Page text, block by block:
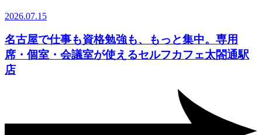
2026.07.15
名古屋で仕事も資格勉強も、もっと集中。専用
席・個室・会議室が使えるセルフカフェ太閤通駅
店